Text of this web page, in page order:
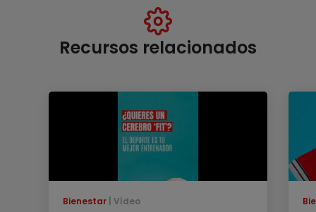
Recursos relacionados
Bienestar Vídeo